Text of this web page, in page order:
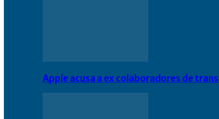
Apple acusa a ex colaboradores de